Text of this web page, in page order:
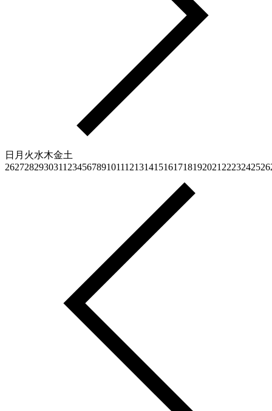
日 月 火水木金土
2627282930311 23456789101112131415161718192021 2223242526